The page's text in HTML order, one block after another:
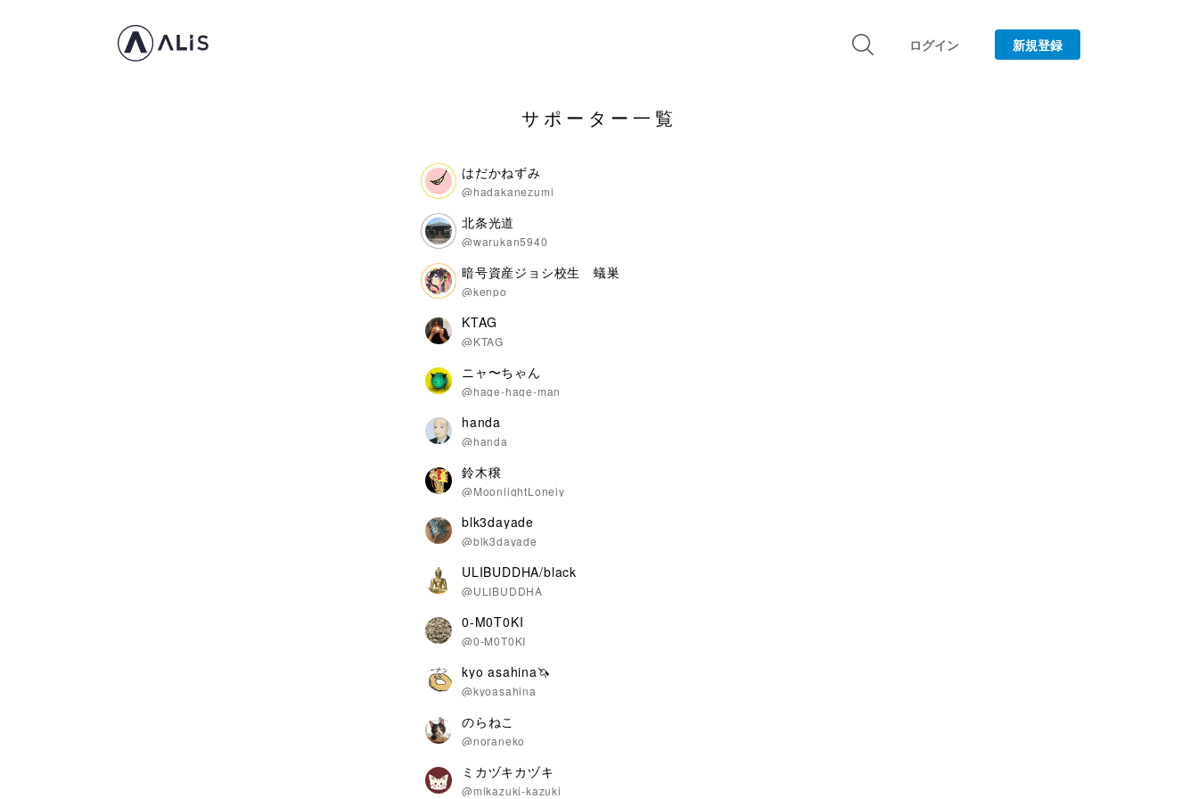
ログイン 新規登録
サポーター一覧
はだかねずみ
@hadakanezumi
北条光道
@warukan5940
暗号資産ジョシ校生 蟻巣
@kenpo
KTAG
@KTAG
ニャ〜ちゃん
@hage-hage-man
handa
@handa
鈴木穣
@MoonlightLoneiy
blk3dayade
@blk3dayade
ULIBUDDHA/black
@ULIBUDDHA
0-M0T0KI
@0-M0T0KI
kyo asahina🦄
@kyoasahina
のらねこ
@noraneko
ミカヅキカヅキ
@mikazuki-kazuki